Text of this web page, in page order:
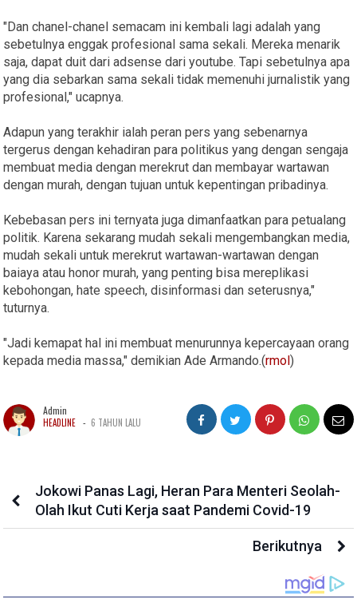
"Dan chanel-chanel semacam ini kembali lagi adalah yang
sebetulnya enggak profesional sama sekali. Mereka menarik
saja, dapat duit dari adsense dari youtube. Tapi sebetulnya apa
yang dia sebarkan sama sekali tidak memenuhi jurnalistik yang
profesional," ucapnya.
Adapun yang terakhir ialah peran pers yang sebenarnya
tergerus dengan kehadiran para politikus yang dengan sengaja
membuat media dengan merekrut dan membayar wartawan
dengan murah, dengan tujuan untuk kepentingan pribadinya.
Kebebasan pers ini ternyata juga dimanfaatkan para petualang
politik. Karena sekarang mudah sekali mengembangkan media,
mudah sekali untuk merekrut wartawan-wartawan dengan
baiaya atau honor murah, yang penting bisa mereplikasi
kebohongan, hate speech, disinformasi dan seterusnya,"
tuturnya.
"Jadi kemapat hal ini membuat menurunnya kepercayaan orang
kepada media massa," demikian Ade Armando.(rmol)
Admin
HEADLINE - 6 TAHUN LALU
Jokowi Panas Lagi, Heran Para Menteri Seolah-
Olah Ikut Cuti Kerja saat Pandemi Covid-19
Berikutnya